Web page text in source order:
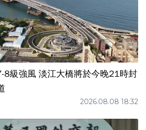
8級強風 淡江大橋將於今晚21時封
2026.08.08 18:32